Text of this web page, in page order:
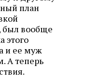
план
был вообще
этого
и ее муж
А теперь